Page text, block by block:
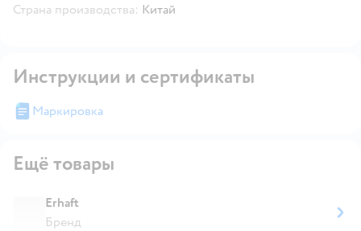
Страна производства: Китай
Инструкции и сертификаты
Маркировка
Ещё товары
Erhaft
Бренд